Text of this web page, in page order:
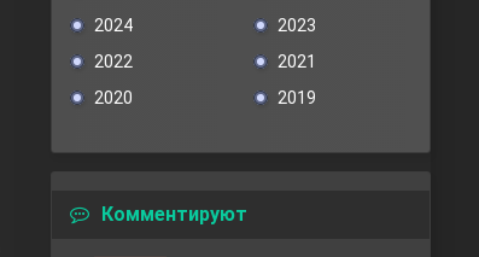
2024
2023
2022
2021
2020
2019
Комментируют